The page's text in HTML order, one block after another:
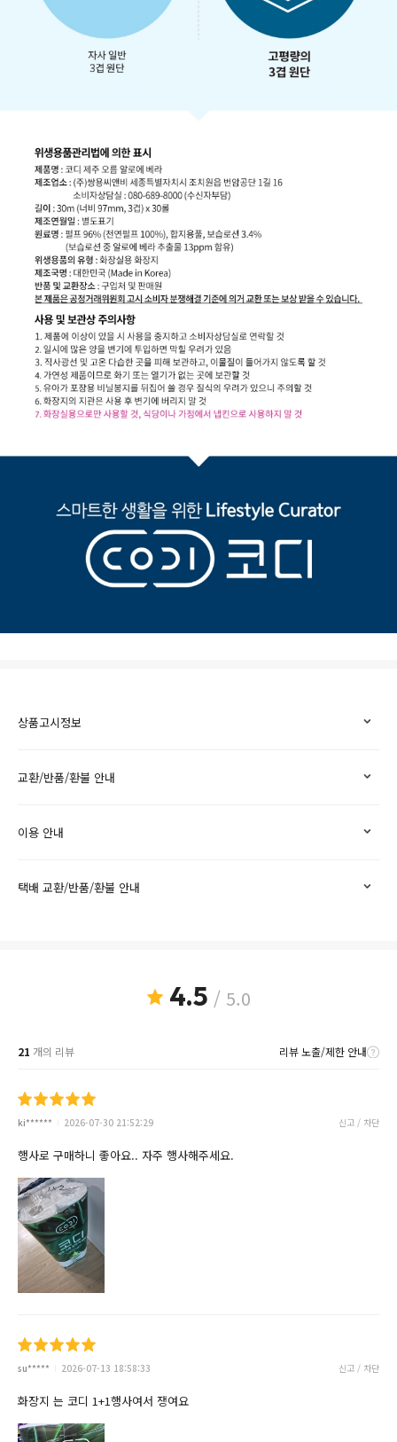
상품고시정보
교환/반품/환불 안내
이용 안내
택배 교환/반품/환불 안내
4.5 / 5.0
21 개의 리뷰 리뷰 노출/제한 안내
ki****** 2026-07-30 21:52:29 신고 / 차단
행사로 구매하니 좋아요.. 자주 행사해주세요.
su***** 2026-07-13 18:58:33 신고 / 차단
화장지 는 코디 1+1행사여서 쟁여요